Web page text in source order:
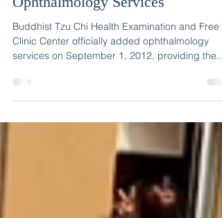
Tzu Chi Singapore Adds
Ophthalmology Services
Buddhist Tzu Chi Health Examination and Free
services on September 1, 2012, providing the...